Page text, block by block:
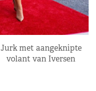
Jurk met aangeknipte
volant van Iversen